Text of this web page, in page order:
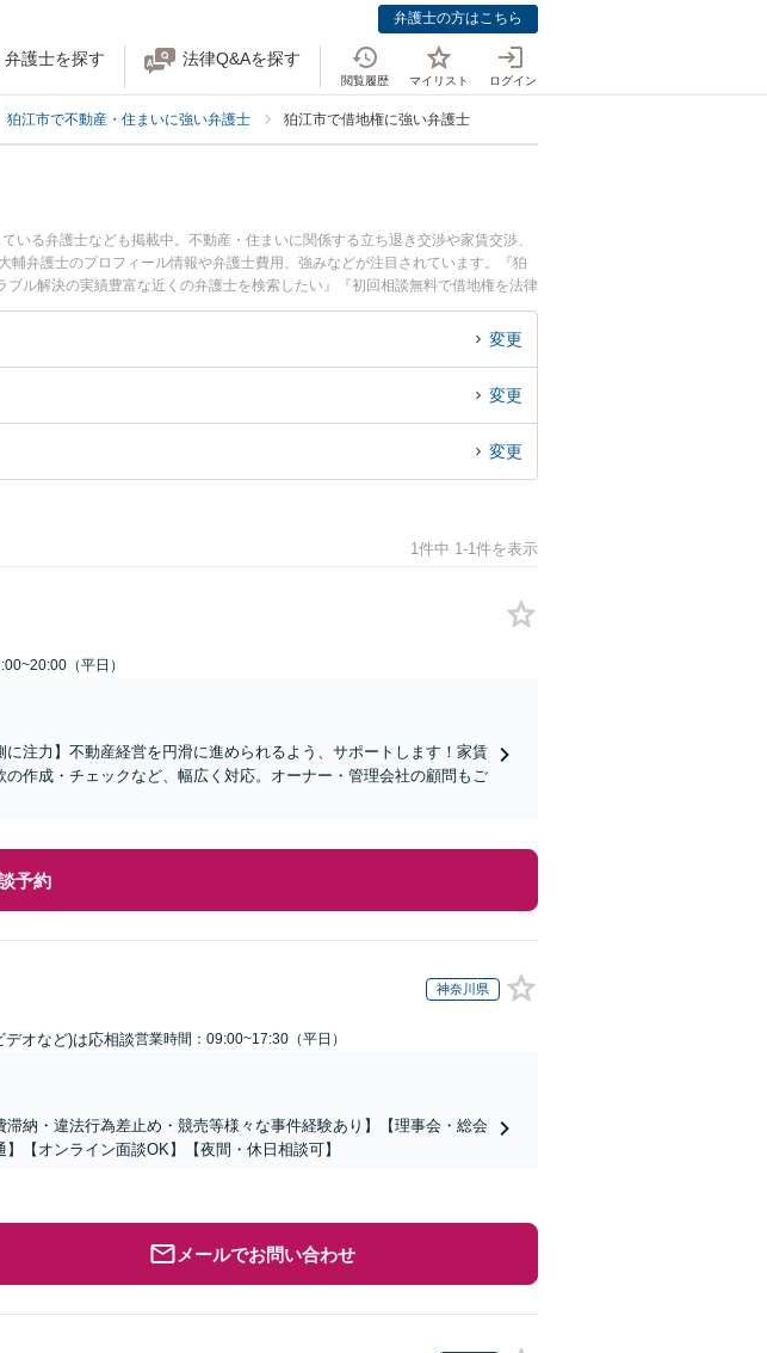
弁護士の方はこちら
弁護士を探す 法律Q&Aを探す
閲覧履歴 マイリスト ログイン
狛江市で不動産・住まいに強い弁護士 狛江市で借地権に強い弁護士
る弁護士なども掲載中。不動産・住まいに関係する立ち退き交渉や家賃交渉、
弁護士のプロフィール情報や弁護士費用、強みなどが注目されています。『狛
ル解決の実績豊富な近くの弁護士を検索したい』『初回相談無料で借地権を法律
変更
変更
変更
1件中 1-1件を表示
（平日）
注力】不動産経営を円滑に進められるよう、サポートします！家賃
作成・チェックなど、幅広く対応。オーナー・管理会社の顧問もご
予約
神奈川県
オなど)は応相談営業時間：09:00~17:30（平日）
滞納・違法行為差止め・競売等様々な事件経験あり】【理事会・総会
【オンライン面談OK】【夜間・休日相談可】
メールでお問い合わせ